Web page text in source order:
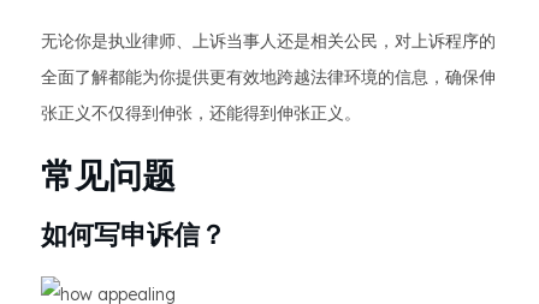
无论你是执业律师、上诉当事人还是相关公民，对上诉程序的
全面了解都能为你提供更有效地跨越法律环境的信息，确保伸
张正义不仅得到伸张，还能得到伸张正义。
常见问题
如何写申诉信？